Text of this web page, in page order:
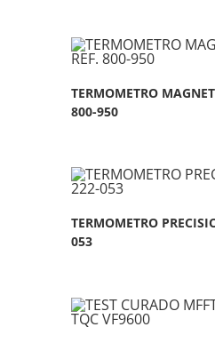
TERMOMETRO
800-950
TERMOMETRO
053